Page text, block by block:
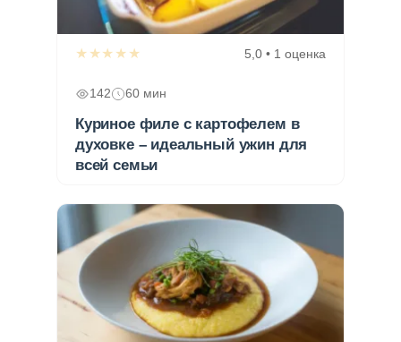
★★★★★ 5,0 • 1 оценка
142 60 мин
Куриное филе с картофелем в
духовке – идеальный ужин для
всей семьи